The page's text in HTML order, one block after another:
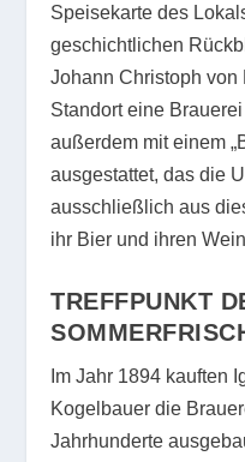
Speisekarte des
geschichtlichen
Johann Christoph von
Standort eine
außerdem mit einem
ausgestattet, das die
ausschließlich aus
ihr Bier und ihren
TREFFPUNKT
Im Jahr 1894 kauften
Kogelbauer die
Jahrhunderte